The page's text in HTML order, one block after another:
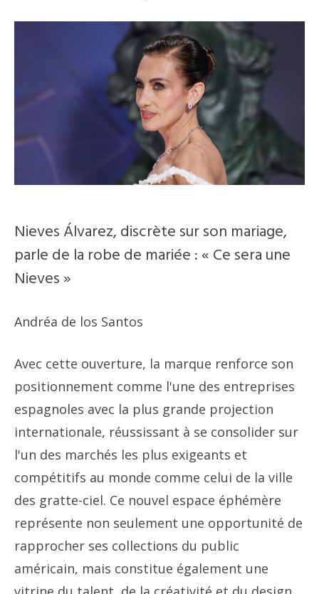
Nieves Álvarez, discrète sur son mariage,
parle de la robe de mariée : « Ce sera une
Nieves »
Andréa de los Santos
Avec cette ouverture, la marque renforce son
positionnement comme l'une des entreprises
espagnoles avec la plus grande projection
internationale, réussissant à se consolider sur
l'un des marchés les plus exigeants et
compétitifs au monde comme celui de la ville
des gratte-ciel. Ce nouvel espace éphémère
représente non seulement une opportunité de
rapprocher ses collections du public
américain, mais constitue également une